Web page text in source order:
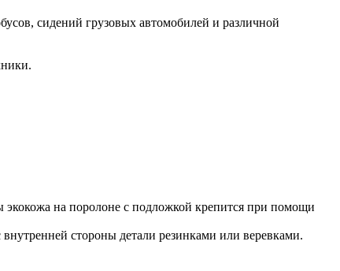
сидений грузовых автомобилей и различной
экокожа на поролоне с подложкой крепится при помощи
внутренней стороны детали резинками или веревками.